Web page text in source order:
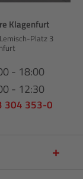
Klagenfurt
Platz 3
- 18:00
- 12:30
304 353-0